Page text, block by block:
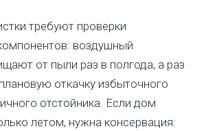
требуют проверки
воздушный
от пыли раз в полгода, а раз
откачку избыточного
отстойника. Если дом
летом, нужна консервация: